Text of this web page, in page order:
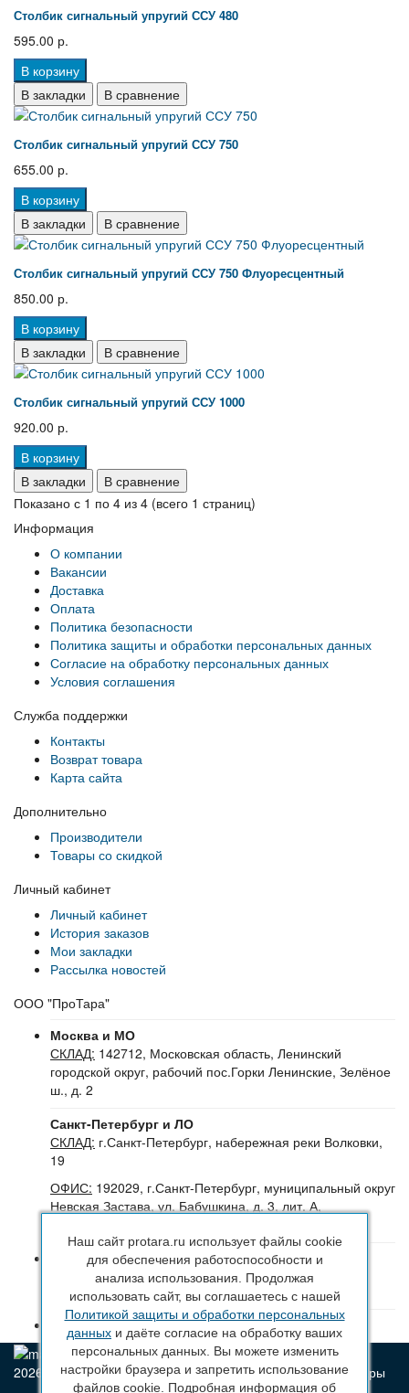
Столбик сигнальный упругий ССУ 480
595.00 р.
В корзину
В закладки
В сравнение
Столбик сигнальный упругий ССУ 750
655.00 р.
В корзину
В закладки
В сравнение
Столбик сигнальный упругий ССУ 750 Флуоресцентный
850.00 р.
В корзину
В закладки
В сравнение
Столбик сигнальный упругий ССУ 1000
920.00 р.
В корзину
В закладки
В сравнение
Показано с 1 по 4 из 4 (всего 1 страниц)
Информация
О компании
Вакансии
Доставка
Оплата
Политика безопасности
Политика защиты и обработки персональных данных
Согласие на обработку персональных данных
Условия соглашения
Служба поддержки
Контакты
Возврат товара
Карта сайта
Дополнительно
Производители
Товары со скидкой
Личный кабинет
Личный кабинет
История заказов
Мои закладки
Рассылка новостей
ООО "ПроТара"
Москва и МО
СКЛАД: 142712, Московская область, Ленинский
городской округ, рабочий пос.Горки Ленинские, Зелёное
ш., д. 2
Санкт-Петербург и ЛО
СКЛАД: г.Санкт-Петербург, набережная реки Волковки,
19
ОФИС: 192029, г.Санкт-Петербург, муниципальный округ
Невская Застава, ул. Бабушкина, д. 3, лит. А,
8 (800) 222 44 29(Бесплатный звонок по РФ)
+7 (963) 314 20 33(Санкт-Петербург и ЛО)
+7 (963) 314 20 33(Москва и МО)
sales@protara.ru
2026 © ПроТара - Производство и продажа пластиковой тары
Наш сайт protara.ru использует файлы cookie
для обеспечения работоспособности и
анализа использования. Продолжая
использовать сайт, вы соглашаетесь с нашей
Политикой защиты и обработки персональных
данных и даёте согласие на обработку ваших
персональных данных. Вы можете изменить
настройки браузера и запретить использование
файлов cookie. Подробная информация об